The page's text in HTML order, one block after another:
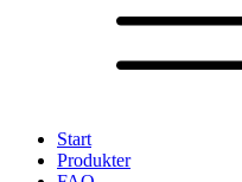
Start
Produkter